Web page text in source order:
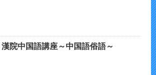
漢院中国語講座～中国語俗語～